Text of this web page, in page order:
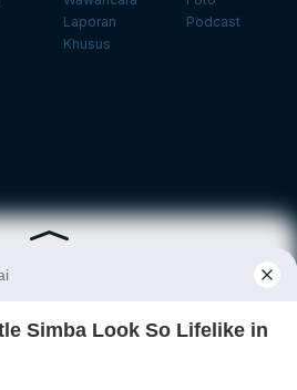
Laporan
Khusus
Podcast
Daftar